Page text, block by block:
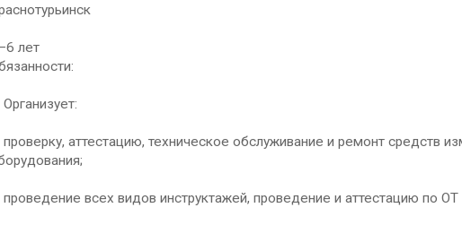
лет
Организует:
проверку, аттестацию, техническое обслуживание и ремонт средств
проведение всех видов инструктажей, проведение и аттестацию по ОТ